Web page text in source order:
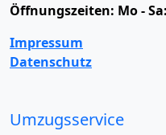
Öffnungszeiten: Mo -
Impressum
Datenschutz
Umzugsservice